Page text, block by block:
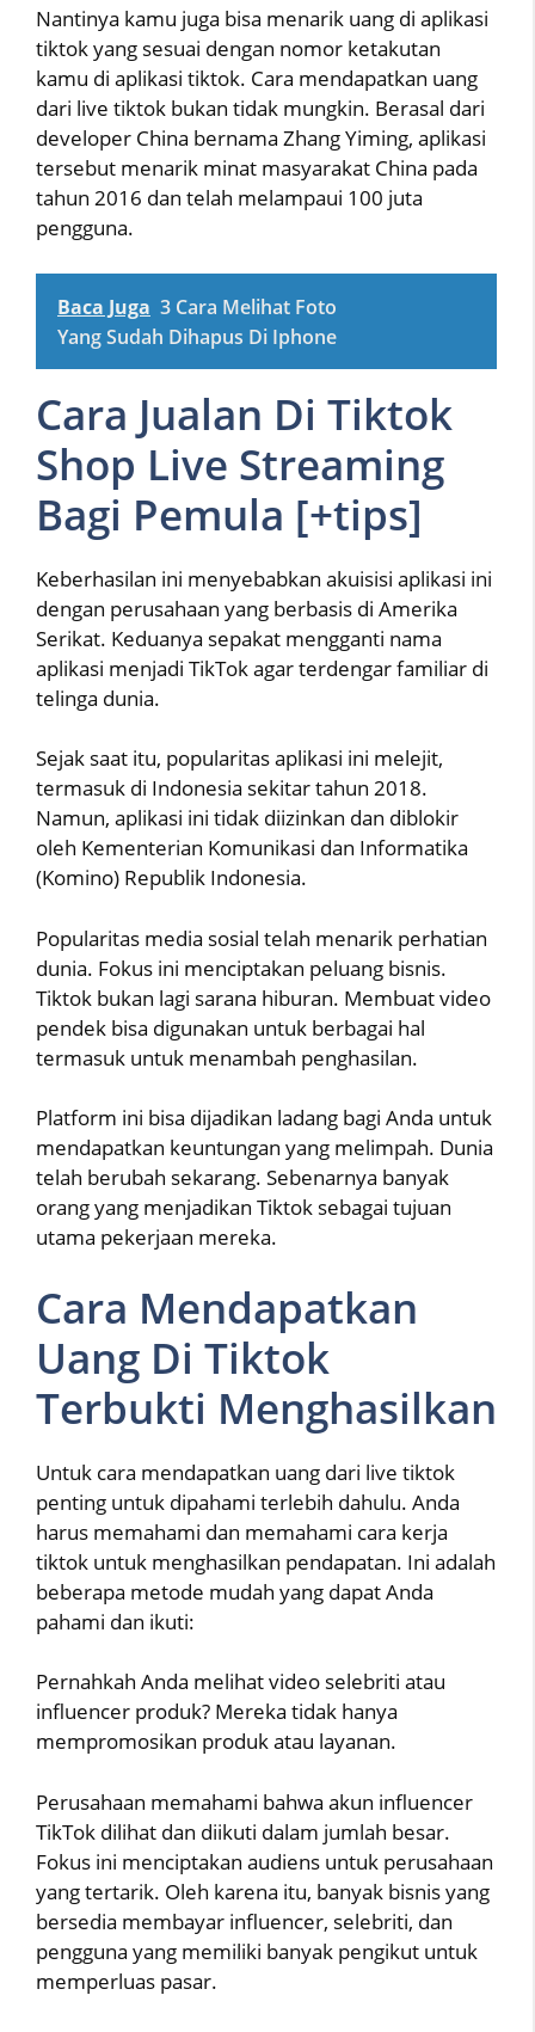
Nantinya kamu juga bisa menarik uang di aplikasi
tiktok yang sesuai dengan nomor ketakutan
kamu di aplikasi tiktok. Cara mendapatkan uang
dari live tiktok bukan tidak mungkin. Berasal dari
developer China bernama Zhang Yiming, aplikasi
tersebut menarik minat masyarakat China pada
tahun 2016 dan telah melampaui 100 juta
pengguna.
Baca Juga 3 Cara Melihat Foto
Yang Sudah Dihapus Di Iphone
Cara Jualan Di Tiktok
Shop Live Streaming
Bagi Pemula [+tips]
Keberhasilan ini menyebabkan akuisisi aplikasi ini
dengan perusahaan yang berbasis di Amerika
Serikat. Keduanya sepakat mengganti nama
aplikasi menjadi TikTok agar terdengar familiar di
telinga dunia.
Sejak saat itu, popularitas aplikasi ini melejit,
termasuk di Indonesia sekitar tahun 2018.
Namun, aplikasi ini tidak diizinkan dan diblokir
oleh Kementerian Komunikasi dan Informatika
(Komino) Republik Indonesia.
Popularitas media sosial telah menarik perhatian
dunia. Fokus ini menciptakan peluang bisnis.
Tiktok bukan lagi sarana hiburan. Membuat video
pendek bisa digunakan untuk berbagai hal
termasuk untuk menambah penghasilan.
Platform ini bisa dijadikan ladang bagi Anda untuk
mendapatkan keuntungan yang melimpah. Dunia
telah berubah sekarang. Sebenarnya banyak
orang yang menjadikan Tiktok sebagai tujuan
utama pekerjaan mereka.
Cara Mendapatkan
Uang Di Tiktok
Terbukti Menghasilkan
Untuk cara mendapatkan uang dari live tiktok
penting untuk dipahami terlebih dahulu. Anda
harus memahami dan memahami cara kerja
tiktok untuk menghasilkan pendapatan. Ini adalah
beberapa metode mudah yang dapat Anda
pahami dan ikuti:
Pernahkah Anda melihat video selebriti atau
influencer produk? Mereka tidak hanya
mempromosikan produk atau layanan.
Perusahaan memahami bahwa akun influencer
TikTok dilihat dan diikuti dalam jumlah besar.
Fokus ini menciptakan audiens untuk perusahaan
yang tertarik. Oleh karena itu, banyak bisnis yang
bersedia membayar influencer, selebriti, dan
pengguna yang memiliki banyak pengikut untuk
memperluas pasar.